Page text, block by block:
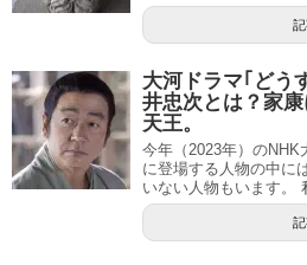
大河ドラマ｢どう
井忠次とは？家
天王。
今年（2023年）のNHK
に登場する人物の中に
いない人物もいます。